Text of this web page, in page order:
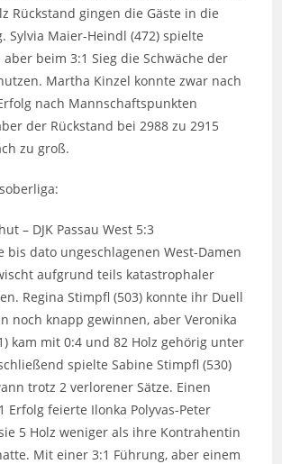
Rückstand gingen die Gäste in die
Sylvia Maier-Heindl (472) spielte
beim 3:1 Sieg die Schwäche der
Martha Kinzel konnte zwar nach
nach Mannschaftspunkten
der Rückstand bei 2988 zu 2915
zu groß.
– DJK Passau West 5:3
bis dato ungeschlagenen West-Damen
aufgrund teils katastrophaler
Regina Stimpfl (503) konnte ihr Duell
noch knapp gewinnen, aber Veronika
kam mit 0:4 und 82 Holz gehörig unter
spielte Sabine Stimpfl (530)
trotz 2 verlorener Sätze. Einen
Erfolg feierte Ilonka Polyvas-Peter
5 Holz weniger als ihre Kontrahentin
Mit einer 3:1 Führung, aber einem